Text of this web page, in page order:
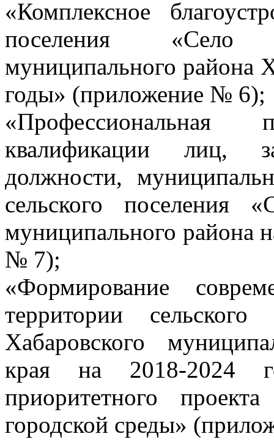
«Комплексное
поселения «Село
муниципального района
годы» (приложение № 6);
«Профессиональная
квалификации лиц,
должности,
сельского поселения
муниципального района
№ 7);
«Формирование
территории
Хабаровского
края на 2018-2024
приоритетного
городской среды»